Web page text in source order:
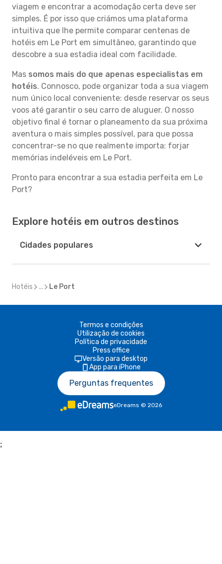
viagem e encontrar a acomodação certa deve ser
simples. É por isso que criámos uma plataforma
intuitiva que lhe permite comparar centenas de
hotéis em Le Port em simultâneo, garantindo que
descobre a sua estadia ideal com facilidade.
Mas somos mais do que apenas especialistas em
hotéis. Connosco, pode organizar toda a sua viagem
num único local conveniente: desde reservar os seus
voos até garantir o seu carro de aluguer. O nosso
objetivo final é tornar o planeamento da sua próxima
aventura o mais simples possível, para que possa
concentrar-se no que realmente importa: forjar
memórias indeléveis em Le Port.
Pronto para encontrar a sua estadia perfeita em Le
Port?
Explore hotéis em outros destinos
Cidades populares
Hotéis ... Le Port
Termos e condições
Utilização de cookies
Política de privacidade
Press office
Versão para desktop
App para iPhone
Perguntas frequentes
eDreams © 2026
;